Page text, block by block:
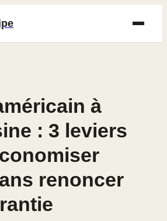
à
: 3 leviers
renoncer